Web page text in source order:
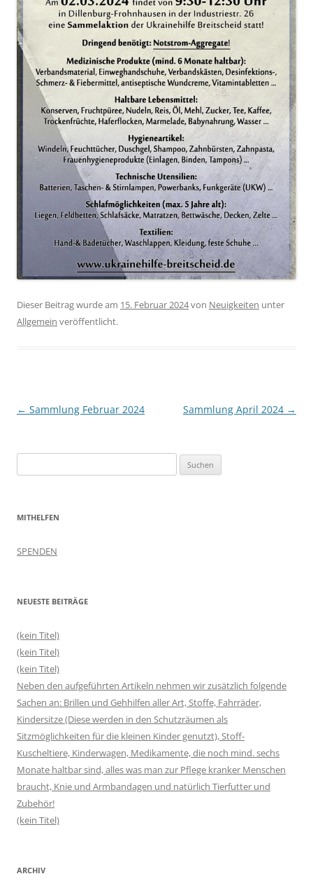
Dieser Beitrag wurde am 15. Februar 2024von Neuigkeiten unter
Allgemein veröffentlicht.
Beitragsnavigation
← Sammlung Februar 2024 Sammlung April 2024 →
nach:
MITHELFEN
SPENDEN
NEUESTE BEITRÄGE
(kein Titel)
(kein Titel)
(kein Titel)
Neben den aufgeführten Artikeln nehmen wir zusätzlich folgende
Sachen an: Brillen und Gehhilfen aller Art, Stoffe, Fahrräder,
Kindersitze (Diese werden in den Schutzräumen als
Sitzmöglichkeiten für die kleinen Kinder genutzt), Stoff-
Kuscheltiere, Kinderwagen, Medikamente, die noch mind. sechs
Monate haltbar sind, alles was man zur Pflege kranker Menschen
braucht, Knie und Armbandagen und natürlich Tierfutter und
Zubehör!
(kein Titel)
ARCHIV